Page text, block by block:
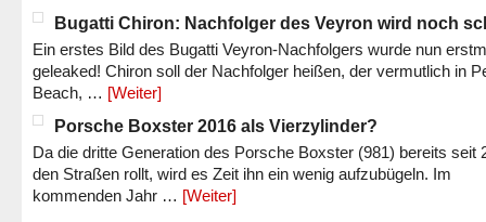
Bugatti Chiron: Nachfolger des Veyron wird noch
Ein erstes Bild des Bugatti Veyron-Nachfolgers wurde nun
geleaked! Chiron soll der Nachfolger heißen, der vermutlich in
Beach, … [Weiter]
Porsche Boxster 2016 als Vierzylinder?
Da die dritte Generation des Porsche Boxster (981) bereits seit
den Straßen rollt, wird es Zeit ihn ein wenig aufzubügeln. Im
kommenden Jahr … [Weiter]